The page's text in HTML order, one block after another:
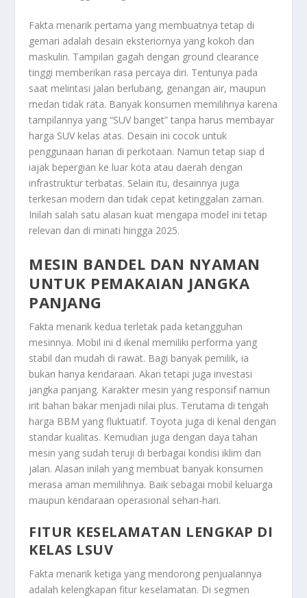
Fakta menarik pertama yang membuatnya tetap di
gemari adalah desain eksteriornya yang kokoh dan
maskulin. Tampilan gagah dengan ground clearance
tinggi memberikan rasa percaya diri. Tentunya pada
saat melintasi jalan berlubang, genangan air, maupun
medan tidak rata. Banyak konsumen memilihnya karena
tampilannya yang “SUV banget” tanpa harus membayar
harga SUV kelas atas. Desain ini cocok untuk
penggunaan harian di perkotaan. Namun tetap siap d
iajak bepergian ke luar kota atau daerah dengan
infrastruktur terbatas. Selain itu, desainnya juga
terkesan modern dan tidak cepat ketinggalan zaman.
Inilah salah satu alasan kuat mengapa model ini tetap
relevan dan di minati hingga 2025.
MESIN BANDEL DAN NYAMAN
UNTUK PEMAKAIAN JANGKA
PANJANG
Fakta menarik kedua terletak pada ketangguhan
mesinnya. Mobil ini d ikenal memiliki performa yang
stabil dan mudah di rawat. Bagi banyak pemilik, ia
bukan hanya kendaraan. Akan tetapi juga investasi
jangka panjang. Karakter mesin yang responsif namun
irit bahan bakar menjadi nilai plus. Terutama di tengah
harga BBM yang fluktuatif. Toyota juga di kenal dengan
standar kualitas. Kemudian juga dengan daya tahan
mesin yang sudah teruji di berbagai kondisi iklim dan
jalan. Alasan inilah yang membuat banyak konsumen
merasa aman memilihnya. Baik sebagai mobil keluarga
maupun kendaraan operasional sehari-hari.
FITUR KESELAMATAN LENGKAP DI
KELAS LSUV
Fakta menarik ketiga yang mendorong penjualannya
adalah kelengkapan fitur keselamatan. Di segmen